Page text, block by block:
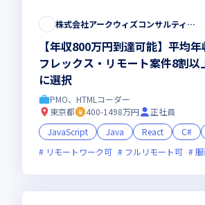
株式会社アークウィズコンサルティング
【年収800万円到達可能】平均
フレックス・リモート案件8割
に選択
PMO、HTMLコーダー
東京都
400-1498万円
正社員
JavaScript
Java React C#
リモートワーク可
フルリモート可